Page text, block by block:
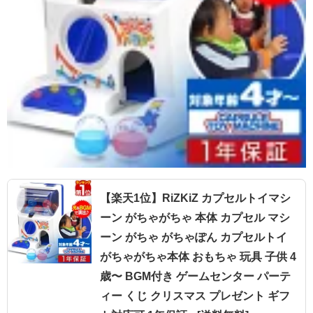
【楽天1位】RiZKiZ カプセルトイマシ
ーン がちゃがちゃ 本体 カプセル マシ
ーン がちゃ がちゃぽん カプセルトイ
がちゃがちゃ本体 おもちゃ 玩具 子供 4
歳〜 BGM付き ゲームセンター パーテ
ィー くじ クリスマス プレゼント ギフ